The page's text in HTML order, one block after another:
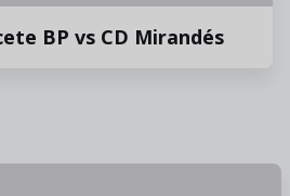
BP vs CD Mirandés